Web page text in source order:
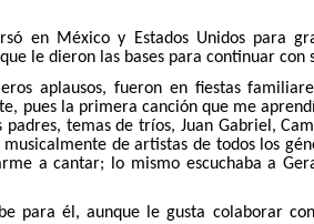
en México y Estados Unidos para
le dieron las bases para continuar con
aplausos, fueron en fiestas
pues la primera canción que me
temas de tríos, Juan Gabriel,
de artistas de todos los
a cantar; lo mismo escuchaba a
para él, aunque le gusta colaborar